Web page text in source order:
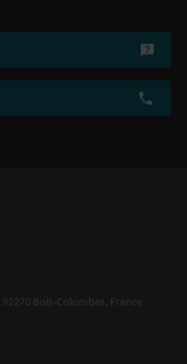
Bois-Colombes, France